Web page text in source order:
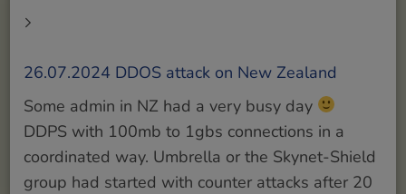
26.07.2024 DDOS attack on New Zealand
Some admin in NZ had a very busy day
DDPS with 100mb to 1gbs connections in a
coordinated way. Umbrella or the Skynet-Shield
group had started with counter attacks after 20